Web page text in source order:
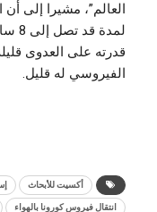
العالم”، مشيرا إلى
قدرته على العدوى
الفيروسي له قليل.
أكسيت للأبحاث
انتقال فيروس كورونا بالهواء